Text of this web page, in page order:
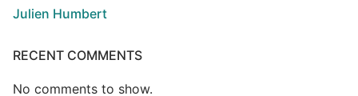
Julien Humbert
RECENT COMMENTS
No comments to show.